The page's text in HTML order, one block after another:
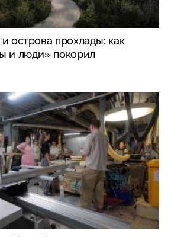
острова прохлады: как
и люди» покорил